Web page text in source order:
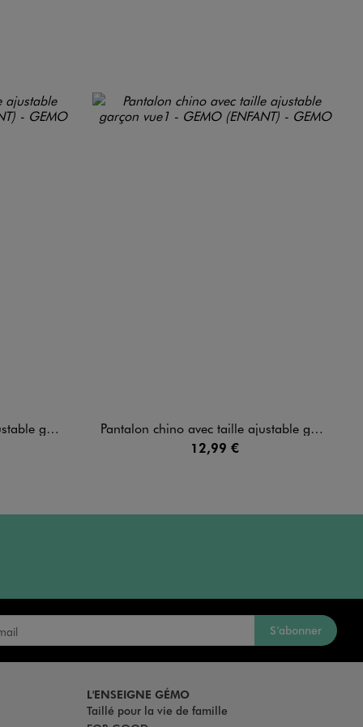
garçon
Pantalon chino avec taille ajustable garçon
12,99 €
S’abonner
L'ENSEIGNE GÉMO
Taillé pour la vie de famille